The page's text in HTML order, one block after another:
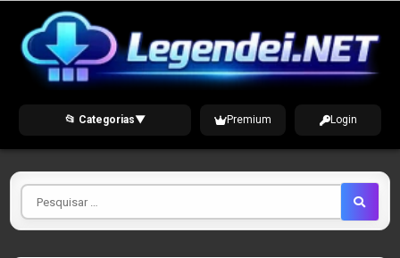
content
📂 Categorias▼ Premium Login
Pesquisar
por